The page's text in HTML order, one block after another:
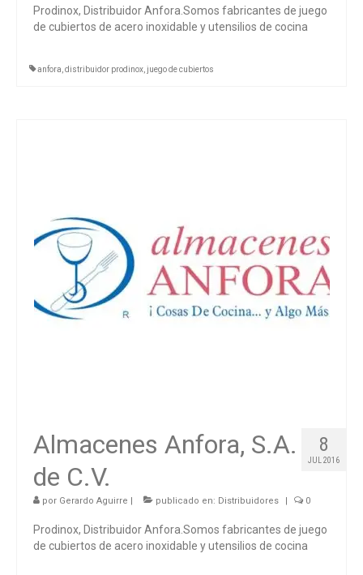
Prodinox, Distribuidor Anfora.Somos fabricantes de juego
de cubiertos de acero inoxidable y utensilios de cocina
anfora distribuidor prodinox juego de cubiertos
8
JUL 2016
Almacenes Anfora, S.A.
de C.V.
por Gerardo Aguirre | publicado en: Distribuidores | 0
Prodinox, Distribuidor Anfora.Somos fabricantes de juego
de cubiertos de acero inoxidable y utensilios de cocina